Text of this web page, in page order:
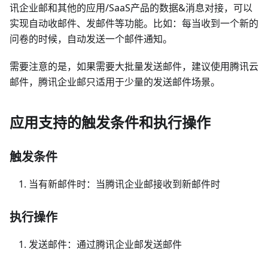
讯企业邮和其他的应用/SaaS产品的数据&消息对接，可以
实现自动收邮件、发邮件等功能。比如：每当收到一个新的
问卷的时候，自动发送一个邮件通知。
需要注意的是，如果需要大批量发送邮件，建议使用腾讯云
邮件，腾讯企业邮只适用于少量的发送邮件场景。
应用支持的触发条件和执行操作
触发条件
当有新邮件时：当腾讯企业邮接收到新邮件时
执行操作
发送邮件：通过腾讯企业邮发送邮件